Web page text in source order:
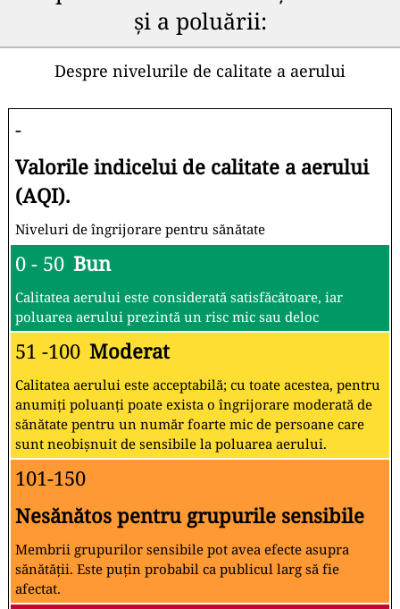
și a poluării:
Despre nivelurile de calitate a aerului
-
Valorile indicelui de calitate a aerului
(AQI).
Niveluri de îngrijorare pentru sănătate
0 - 50 Bun
Calitatea aerului este considerată satisfăcătoare, iar
poluarea aerului prezintă un risc mic sau deloc
51 -100 Moderat
Calitatea aerului este acceptabilă; cu toate acestea, pentru
anumiți poluanți poate exista o îngrijorare moderată de
sănătate pentru un număr foarte mic de persoane care
sunt neobișnuit de sensibile la poluarea aerului.
101-150
Nesănătos pentru grupurile sensibile
Membrii grupurilor sensibile pot avea efecte asupra
sănătății. Este puțin probabil ca publicul larg să fie
afectat.